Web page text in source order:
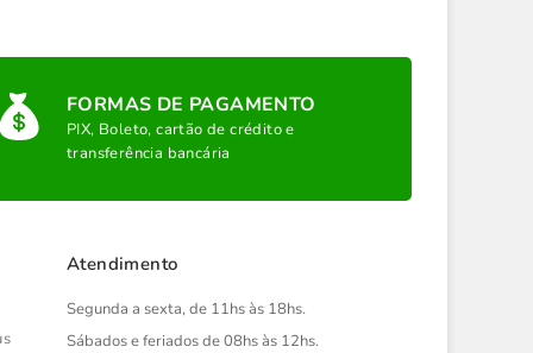
FORMAS DE PAGAMENTO
PIX, Boleto, cartão de crédito e
transferência bancária
Atendimento
Segunda a sexta, de 11hs às 18hs.
Sábados e feriados de 08hs às 12hs.